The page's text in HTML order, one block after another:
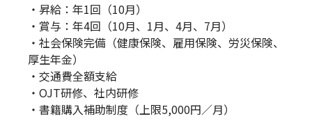
・昇給：年1回（10月）
・賞与：年4回（10月、1月、4月、7月）
・社会保険完備（健康保険、雇用保険、労災保険、
厚生年金）
・交通費全額支給
・OJT研修、社内研修
・書籍購入補助制度（上限5,000円／月）